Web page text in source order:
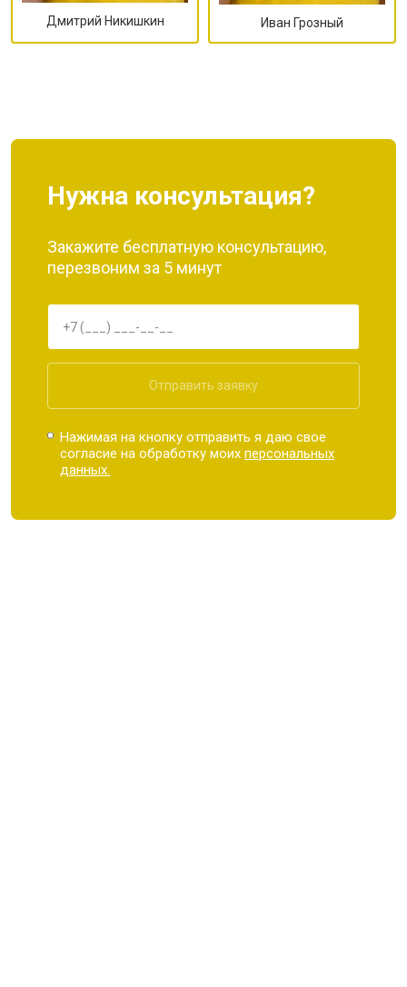
Дмитрий Никишкин Иван Грозный
Нужна консультация?
Закажите бесплатную консультацию,
перезвоним за 5 минут
Отправить заявку
Нажимая на кнопку отправить я даю свое
согласие на обработку моихперсональных
данных.